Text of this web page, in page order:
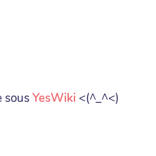
sousYesWiki <(^_^<)